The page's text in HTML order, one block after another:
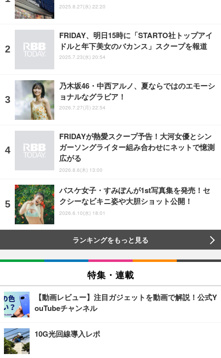
2025.8.27(水) 22:20
FRIDAY、明日15時に「STARTO社トップアイ
ドルと年下美女のバカンス」スクープを報道
2025.7.23(水) 20:54
乃木坂46・中西アルノ、夏ならではのエモーシ
ョナルなグラビア！
2026.7.27(月) 22:54
FRIDAYが熱愛スクープ予告！大河女優とシン
ガーソングライター組み合わせにネットで憶測
広がる
2026.8.6(木) 13:00
バスケ女子・すみぽんが1st写真集を発売！セ
クシーなビキニ姿や大胆ショット公開！
2026.6.10(水) 18:01
ランキングをもっと見る
特集・連載
【動画レビュー】注目ガジェットを動画で解説！公式Y
ouTubeチャンネル
10G光回線導入レポ